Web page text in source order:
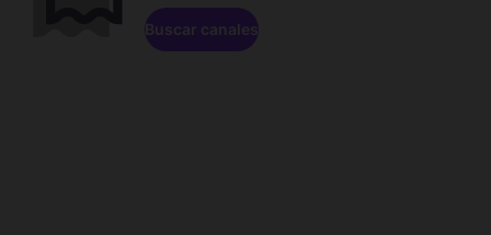
Buscar canales